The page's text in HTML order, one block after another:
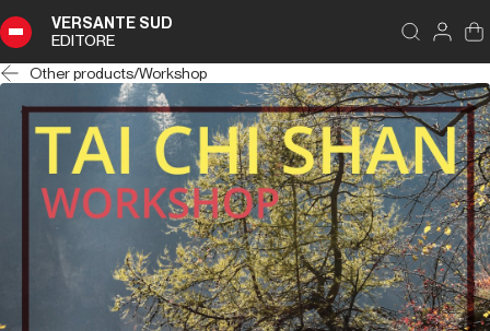
VERSANTE SUD
EDITORE
Other products/Workshop